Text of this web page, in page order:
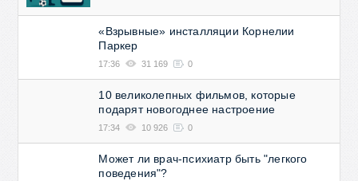
«Взрывные» инсталляции Корнелии
Паркер
17:36 31 169 0
10 великолепных фильмов, которые
подарят новогоднее настроение
17:34 10 926 0
Может ли врач-психиатр быть "легкого
поведения"?